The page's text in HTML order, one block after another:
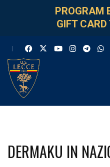
PROGRAM
GIFT
DERMAKU IN